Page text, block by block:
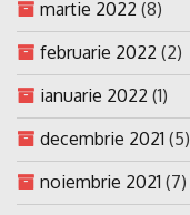
martie 2022 (8)
februarie 2022 (2)
ianuarie 2022 (1)
decembrie 2021 (5)
noiembrie 2021 (7)